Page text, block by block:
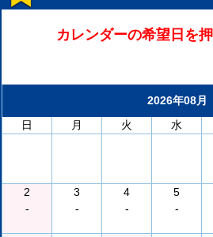
カレンダーの希望日を
2026年08月
日
月 火 水
2
-
3
-
4
-
5
-